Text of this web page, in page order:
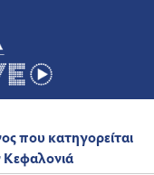
που κατηγορείται
Κεφαλονιά